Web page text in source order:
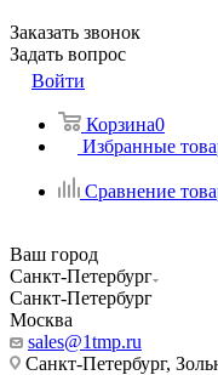
Заказать звонок
Задать вопрос
Войти
Корзина0
Избранные
Сравнение
Ваш город
Санкт-Петербург
Санкт-Петербург
Москва
sales@1tmp.ru
Санкт-Петербург,